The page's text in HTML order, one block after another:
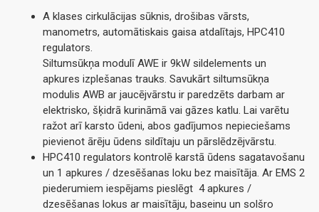
A klases cirkulācijas sūknis, drošibas vārsts,
manometrs, automātiskais gaisa atdalītajs, HPC410
regulators.
Siltumsūkņa modulī AWE ir 9kW sildelements un
apkures izplešanas trauks. Savukārt siltumsūkņa
modulis AWB ar jaucējvārstu ir paredzēts darbam ar
elektrisko, šķidrā kurināmā vai gāzes katlu. Lai varētu
ražot arī karsto ūdeni, abos gadījumos nepieciešams
pievienot ārēju ūdens sildītaju un pārslēdzējvārstu.
HPC410 regulators kontrolē karstā ūdens sagatavošanu
un 1 apkures / dzesēšanas loku bez maisītāja. Ar EMS 2
piederumiem iespējams pieslēgt 4 apkures /
dzesēšanas lokus ar maisītāju, baseinu un solšro